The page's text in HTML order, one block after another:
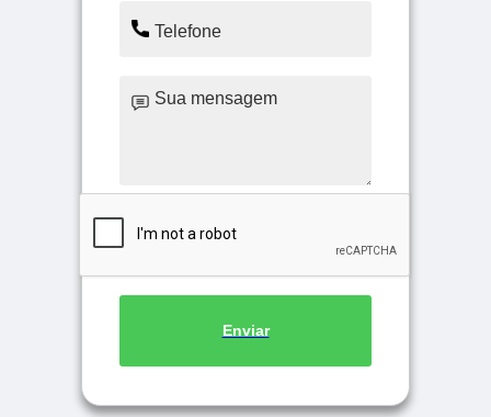
Enviar